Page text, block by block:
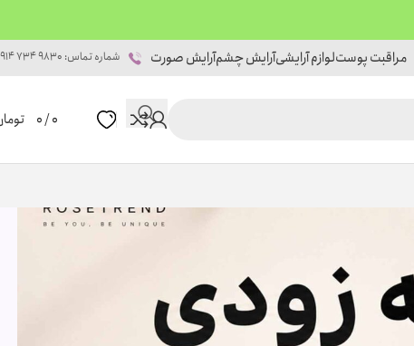
مراقبت پوستلوازم آرایشیآرایش چشمآرایش صورت شماره تماس: 9830 734 0914
0
/
0